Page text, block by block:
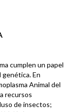
cumplen un papel
En
Animal del
recursos
de insectos;